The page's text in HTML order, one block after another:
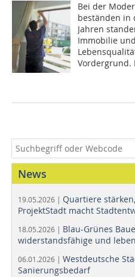
Bei der
beständen in
Jahren
Immobilie
Vordergrund.
News
19.05.2026 | Quartiere
ProjektStadt macht
18.05.2026 | Blau-Grünes
widerstandsfähige und
06.01.2026 | Westdeutsche
Sanierungsbedarf